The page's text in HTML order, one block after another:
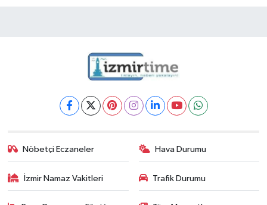
Nöbetçi Eczaneler Hava Durumu
İzmir Namaz Vakitleri Trafik Durumu